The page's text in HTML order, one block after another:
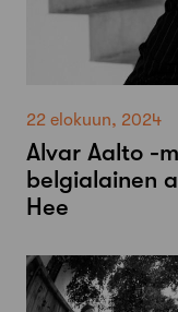
22 elokuun, 2024
Alvar Aalto -
belgialainen
Hee